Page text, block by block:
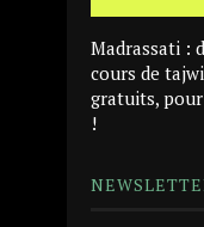
Madrassati :
cours de
gratuits,
!